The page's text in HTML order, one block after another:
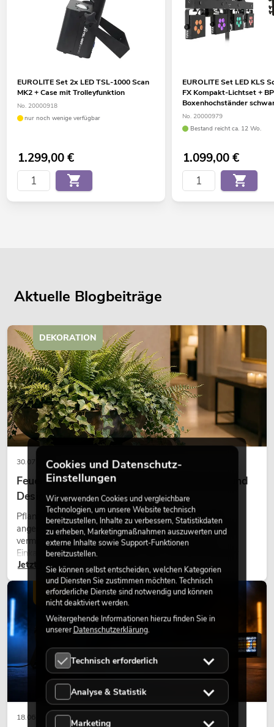
EUROLITE Set 2x LED TSL-1000 Scan
MK2 + Case mit Trolleyfunktion
No. 20000918
nur noch wenige verfügbar
1.299,00€
EUROLITE Set LED KLS
FX Kompakt-Lichtset +
Boxenhochständer
No. 20000979
Bestand reicht ca. 12 Wo.
1.099,00€
Aktuelle Blogbeiträge
30.07.2026
Feuerhemmende Kunstpflanzen: Sicherheit und
Design perfekt kombiniert
Pflanzen machen Räume lebendig. Sie schaffen eine
angenehme Atmosphäre, verbessern das Ambiente und
vermitteln Natürlichkeit. Ob in Hotels, Restaurants,
Einkaufszentren, Bürogebäuden oder auf Messeständen:
eine hochwertige Begrünung gehört heute längst zum
modernen Raumkonzept.
Jetzt lesen
DEKORATION
18.06.2026
LICHT
Cookies und Datenschutz-
Einstellungen
Wir verwenden Cookies und vergleichbare
Technologien, um unsere Website technisch
bereitzustellen, Inhalte zu verbessern, Statistikdaten
zu erheben, Marketingmaßnahmen auszuwerten und
externe Inhalte sowie Support-Funktionen
bereitzustellen.
Sie können selbst entscheiden, welchen Kategorien
und Diensten Sie zustimmen möchten. Technisch
erforderliche Dienste sind notwendig und können
nicht deaktiviert werden.
Weitergehende Informationen hierzu finden Sie in
unsererDatenschutzerklärung.
Technisch erforderlich
Analyse & Statistik
Marketing